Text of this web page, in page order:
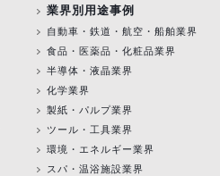
業界別用途事例
自動車・鉄道・航空・船舶業界
食品・医薬品・化粧品業界
半導体・液晶業界
化学業界
製紙・パルプ業界
ツール・工具業界
環境・エネルギー業界
スパ・温浴施設業界